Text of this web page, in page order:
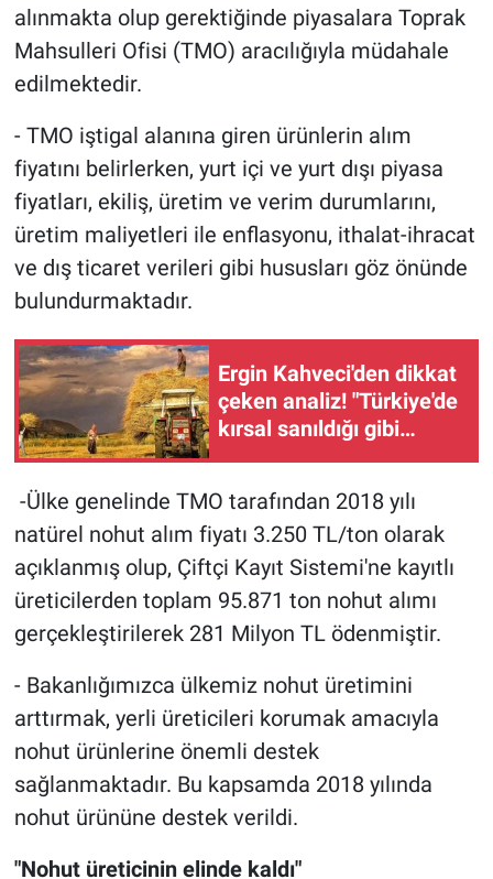
alınmakta olup gerektiğinde piyasalara Toprak
Mahsulleri Ofisi (TMO) aracılığıyla müdahale
edilmektedir.
- TMO iştigal alanına giren ürünlerin alım
fiyatını belirlerken, yurt içi ve yurt dışı piyasa
fiyatları, ekiliş, üretim ve verim durumlarını,
üretim maliyetleri ile enflasyonu, ithalat-ihracat
ve dış ticaret verileri gibi hususları göz önünde
bulundurmaktadır.
Ergin Kahveci'den dikkat
çeken analiz! "Türkiye'de
kırsal sanıldığı gibi
boşalmadı"
-Ülke genelinde TMO tarafından 2018 yılı
natürel nohut alım fiyatı 3.250 TL/ton olarak
açıklanmış olup, Çiftçi Kayıt Sistemi'ne kayıtlı
üreticilerden toplam 95.871 ton nohut alımı
gerçekleştirilerek 281 Milyon TL ödenmiştir.
- Bakanlığımızca ülkemiz nohut üretimini
arttırmak, yerli üreticileri korumak amacıyla
nohut ürünlerine önemli destek
sağlanmaktadır. Bu kapsamda 2018 yılında
nohut ürününe destek verildi.
"Nohut üreticinin elinde kaldı"